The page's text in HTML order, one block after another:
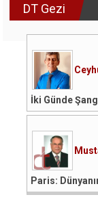
DT Gezi
İki Günde
Paris: